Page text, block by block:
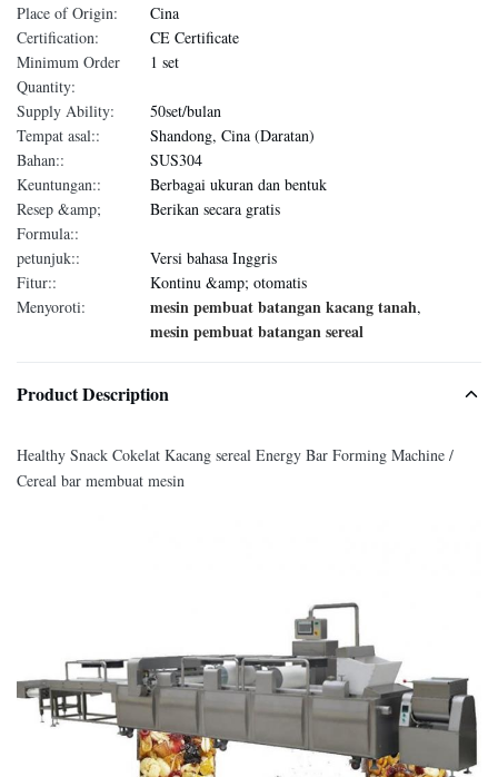
Place of Origin:
Cina
Certification:
CE Certificate
Minimum Order
Quantity:
1 set
Supply Ability:
50set/bulan
Tempat asal::
Shandong, Cina (Daratan)
Bahan::
SUS304
Keuntungan::
Berbagai ukuran dan bentuk
Resep &amp;
Formula::
Berikan secara gratis
petunjuk::
Versi bahasa Inggris
Fitur::
Kontinu &amp; otomatis
Menyoroti:
mesin pembuat batangan kacang tanah,
mesin pembuat batangan sereal
Product Description
Healthy Snack Cokelat Kacang sereal Energy Bar Forming Machine /
Cereal bar membuat mesin